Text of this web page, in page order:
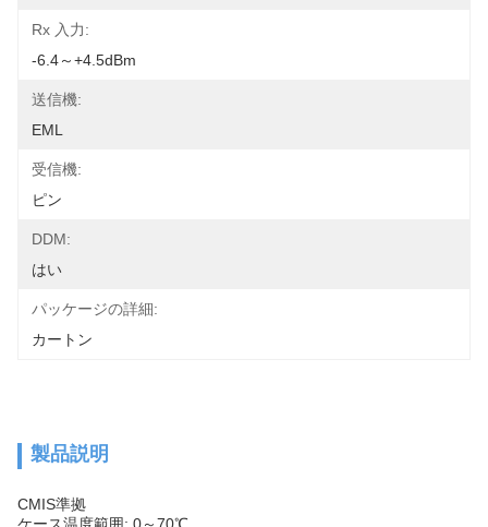
Rx 入力:
-6.4～+4.5dBm
送信機:
EML
受信機:
ピン
DDM:
はい
パッケージの詳細:
カートン
製品説明
CMIS準拠